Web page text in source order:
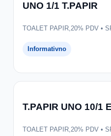
UNO 1/1 T.PAPIR
TOALET PAPIR,20% PDV •
Informativno
T.PAPIR UNO 10/1
TOALET PAPIR,20% PDV •